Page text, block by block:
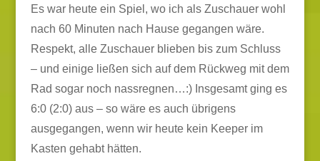
Es war heute ein Spiel, wo ich als Zuschauer wohl
nach 60 Minuten nach Hause gegangen wäre.
Respekt, alle Zuschauer blieben bis zum Schluss
– und einige ließen sich auf dem Rückweg mit dem
Rad sogar noch nassregnen…:) Insgesamt ging es
6:0 (2:0) aus – so wäre es auch übrigens
ausgegangen, wenn wir heute kein Keeper im
Kasten gehabt hätten.